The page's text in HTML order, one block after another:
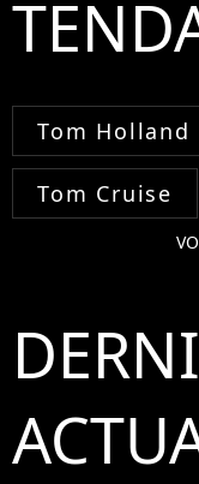
Tom Holland
Tom Cruise